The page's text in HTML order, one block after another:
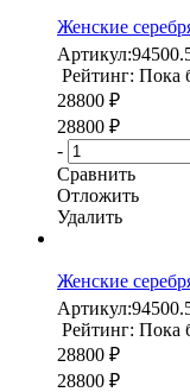
Женские
Артикул:
Рейтинг: Пока
28800 ₽
28800 ₽
-
Сравнить
Отложить
Удалить
Женские
Артикул:
Рейтинг: Пока
28800 ₽
28800 ₽